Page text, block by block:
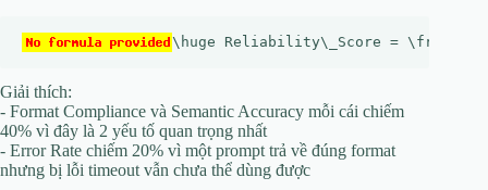
Giải thích:
- Format Compliance và Semantic Accuracy mỗi cái chiếm
40% vì đây là 2 yếu tố quan trọng nhất
- Error Rate chiếm 20% vì một prompt trả về đúng format
nhưng bị lỗi timeout vẫn chưa thể dùng được